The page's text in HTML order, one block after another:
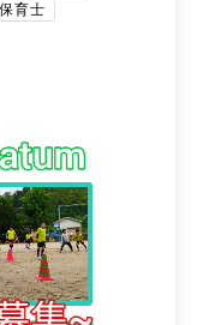
保育士